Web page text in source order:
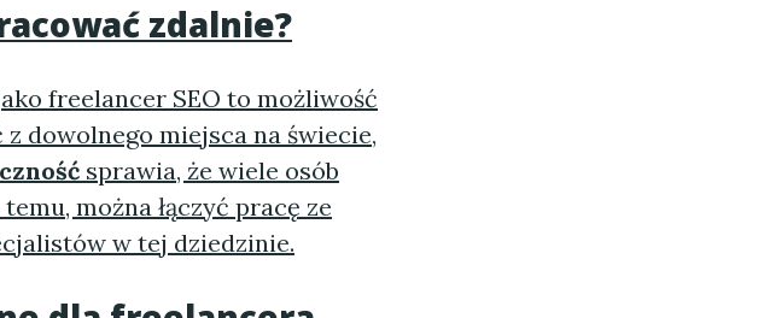
zdalnie?
freelancer SEO to możliwość
dowolnego miejsca na świecie,
sprawia, że wiele osób
można łączyć pracę ze
w tej dziedzinie.